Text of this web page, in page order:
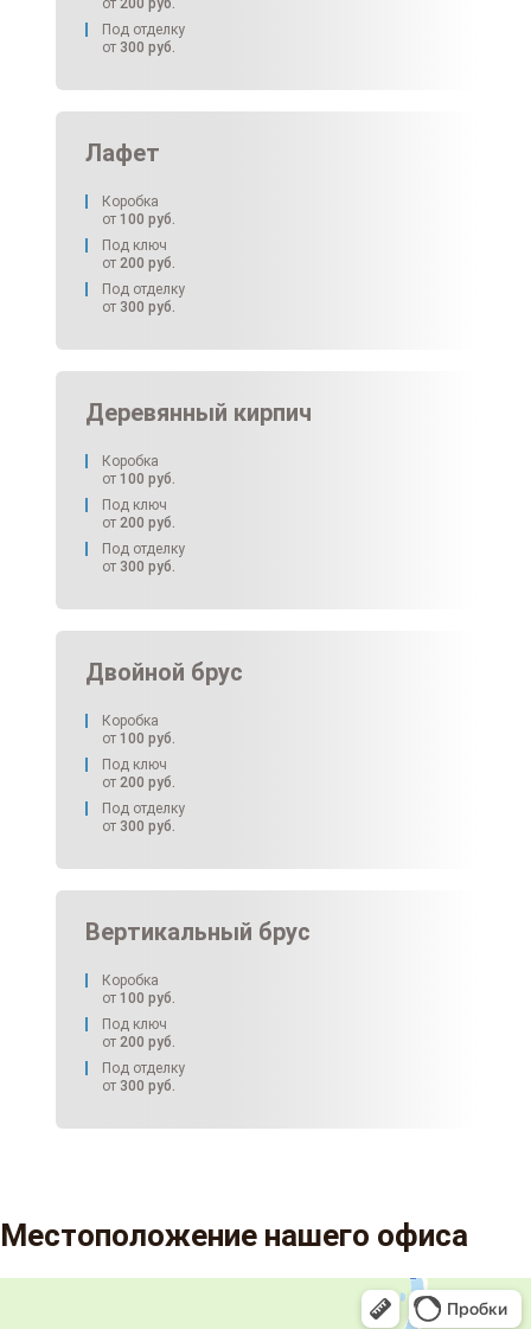
от 200 руб.
Под отделку
от 300 руб.
Лафет
Коробка
от 100 руб.
Под ключ
от 200 руб.
Под отделку
от 300 руб.
Деревянный кирпич
Коробка
от 100 руб.
Под ключ
от 200 руб.
Под отделку
от 300 руб.
Двойной брус
Коробка
от 100 руб.
Под ключ
от 200 руб.
Под отделку
от 300 руб.
Вертикальный брус
Коробка
от 100 руб.
Под ключ
от 200 руб.
Под отделку
от 300 руб.
Местоположение нашего офиса